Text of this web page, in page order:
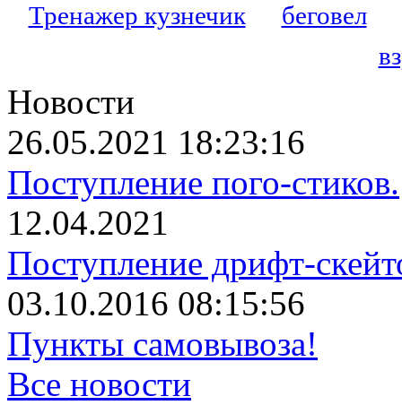
Тренажер кузнечик
беговел
Новости
26.05.2021 18:23:16
Поступление пого-стиков.
12.04.2021
Поступление дрифт-
03.10.2016 08:15:56
Пункты самовывоза!
Все новости